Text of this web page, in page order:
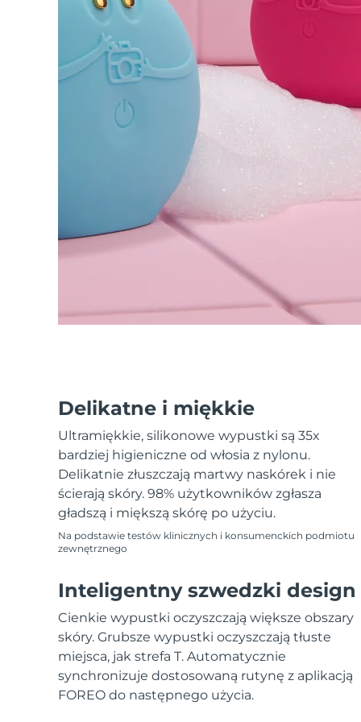
Delikatne i miękkie
Ultramiękkie, silikonowe wypustki są 35x
bardziej higieniczne od włosia z nylonu.
Delikatnie złuszczają martwy naskórek i nie
ścierają skóry. 98% użytkowników zgłasza
gładszą i miększą skórę po użyciu.
Na podstawie testów klinicznych i konsumenckich podmiotu
zewnętrznego
Inteligentny szwedzki design
Cienkie wypustki oczyszczają większe obszary
skóry. Grubsze wypustki oczyszczają tłuste
miejsca, jak strefa T. Automatycznie
synchronizuje dostosowaną rutynę z aplikacją
FOREO do następnego użycia.